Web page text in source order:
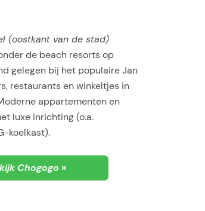
(oostkant van de stad)
de beach resorts op
gelegen bij het populaire Jan
restaurants en winkeltjes in
appartementen en
luxe inrichting (o.a.
koelkast).
Chogogo »